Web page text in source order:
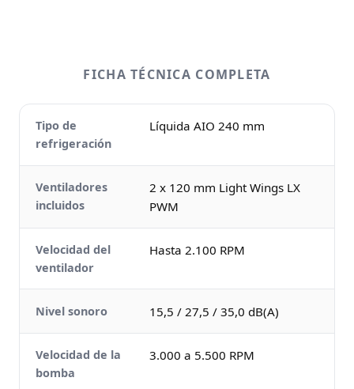
FICHA TÉCNICA COMPLETA
Tipo de
refrigeración
Líquida AIO 240 mm
Ventiladores
incluidos
2 x 120 mm Light Wings LX
PWM
Velocidad del
ventilador
Hasta 2.100 RPM
Nivel sonoro 15,5 / 27,5 / 35,0 dB(A)
Velocidad de la
bomba
3.000 a 5.500 RPM